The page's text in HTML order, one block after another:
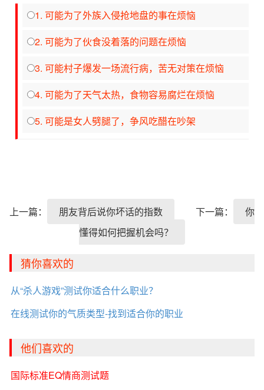
1. 可能为了外族入侵抢地盘的事在烦恼
2. 可能为了伙食没着落的问题在烦恼
3. 可能村子爆发一场流行病，苦无对策在烦恼
4. 可能为了天气太热，食物容易腐烂在烦恼
5. 可能是女人劈腿了，争风吃醋在吵架
上一篇： 朋友背后说你坏话的指数 下一篇：
你
懂得如何把握机会吗？
猜你喜欢的
从“杀人游戏”测试你适合什么职业？
在线测试你的气质类型-找到适合你的职业
他们喜欢的
国际标准EQ情商测试题